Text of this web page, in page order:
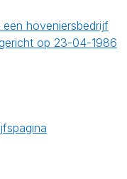
een hoveniersbedrijf
op 23-04-1986